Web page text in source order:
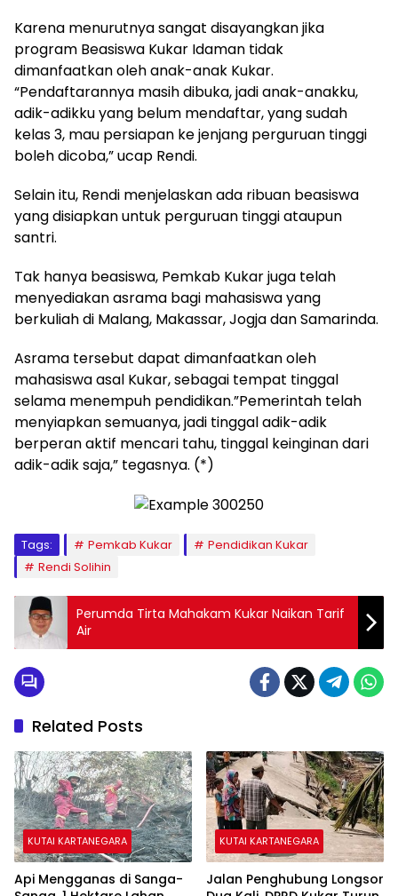
Karena menurutnya sangat disayangkan jika
program Beasiswa Kukar Idaman tidak
dimanfaatkan oleh anak-anak Kukar.
“Pendaftarannya masih dibuka, jadi anak-anakku,
adik-adikku yang belum mendaftar, yang sudah
kelas 3, mau persiapan ke jenjang perguruan tinggi
boleh dicoba,” ucap Rendi.
Selain itu, Rendi menjelaskan ada ribuan beasiswa
yang disiapkan untuk perguruan tinggi ataupun
santri.
Tak hanya beasiswa, Pemkab Kukar juga telah
menyediakan asrama bagi mahasiswa yang
berkuliah di Malang, Makassar, Jogja dan Samarinda.
Asrama tersebut dapat dimanfaatkan oleh
mahasiswa asal Kukar, sebagai tempat tinggal
selama menempuh pendidikan.”Pemerintah telah
menyiapkan semuanya, jadi tinggal adik-adik
berperan aktif mencari tahu, tinggal keinginan dari
adik-adik saja,” tegasnya. (*)
Tags: Pemkab Kukar
Pendidikan Kukar
Rendi Solihin
Perumda Tirta Mahakam Kukar Naikan Tarif
Air
Related Posts
KUTAI KARTANEGARA
Api Mengganas di Sanga-
KUTAI KARTANEGARA
Jalan Penghubung Longsor